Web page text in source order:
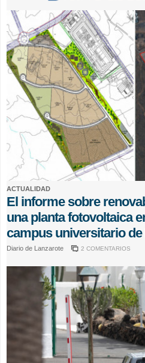
ACTUALIDAD
El informe sobre
una planta fotovoltaica
campus universitario de
Diario de Lanzarote 2 COMENTARIOS